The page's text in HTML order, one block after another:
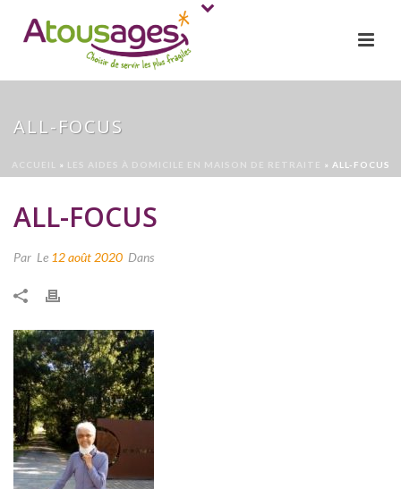
ALL-FOCUS
ACCUEIL » LES AIDES À DOMICILE EN MAISON DE RETRAITE » ALL-FOCUS
ALL-FOCUS
Par Le 12 août 2020 Dans